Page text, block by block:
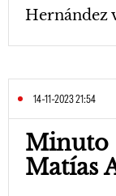
Hernández
14-11-2023 21:54
Minuto
Matías